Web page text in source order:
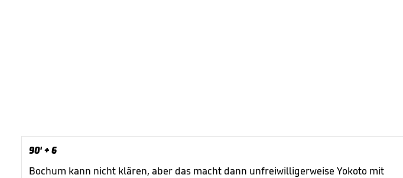
90'+ 6
Bochum kann nicht klären, aber das macht dann unfreiwilligerweise Yokoto mit